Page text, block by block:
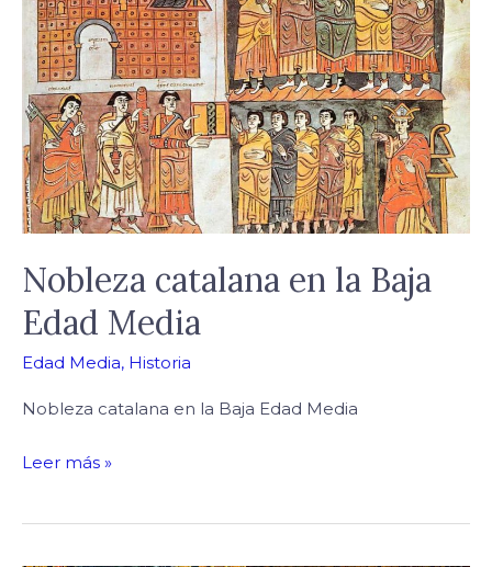
Nobleza catalana en la Baja
Edad Media
Edad Media, Historia
Nobleza catalana en la Baja Edad Media
en
la
Baja
Edad
Media
Leer más »